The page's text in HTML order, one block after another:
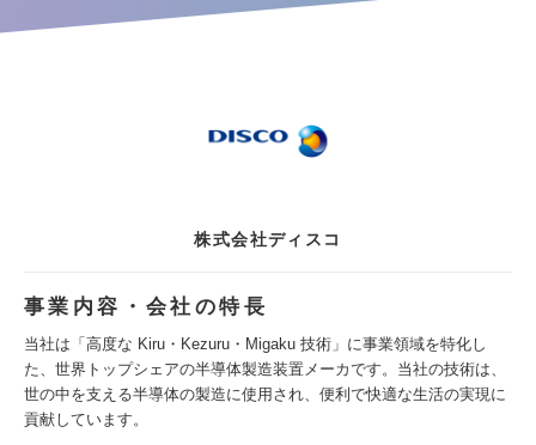
株式会社ディスコ
事業内容・会社の特長
当社は「高度な Kiru・Kezuru・Migaku 技術」に事業領域を特化し
た、世界トップシェアの半導体製造装置メーカです。当社の技術は、
世の中を支える半導体の製造に使用され、便利で快適な生活の実現に
貢献しています。